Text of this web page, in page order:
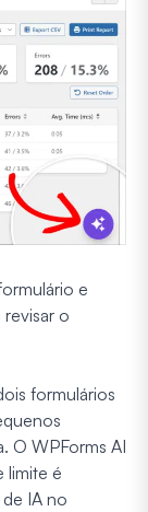
e
o
formulários
O WPForms AI
limite é
IA no